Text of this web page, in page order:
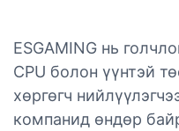
ESGAMING нь
CPU болон үүнтэй
хөргөгч
компанид өндөр